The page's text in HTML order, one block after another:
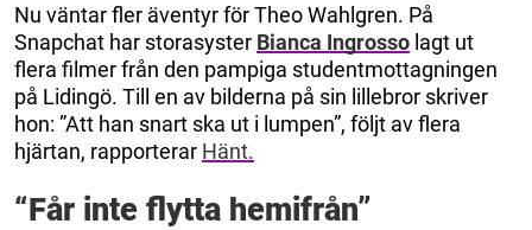
Nu väntar fler äventyr för Theo Wahlgren. På
Snapchat har storasyster Bianca Ingrosso lagt ut
flera filmer från den pampiga studentmottagningen
på Lidingö. Till en av bilderna på sin lillebror skriver
hon: ”Att han snart ska ut i lumpen”, följt av flera
hjärtan, rapporterar Hänt.
“Får inte flytta hemifrån”